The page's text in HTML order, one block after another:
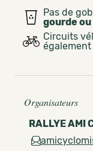
Pas de
gourde
Circuits
Organisateurs
RALLYE AMI